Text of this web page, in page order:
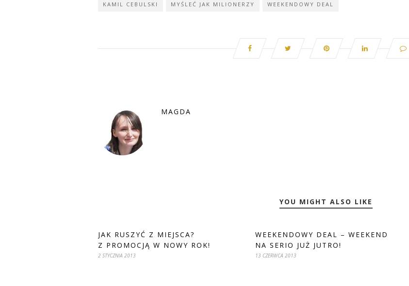
KAMIL CEBULSKI MYŚLEĆ JAK MILIONERZY WEEKENDOWY DEAL
MAGDA
YOU MIGHT ALSO LIKE
JAK RUSZYĆ Z MIEJSCA?
Z PROMOCJĄ W NOWY ROK!
2 STYCZNIA 2013
WEEKENDOWY DEAL – WEEKEND
NA SERIO JUŻ JUTRO!
13 CZERWCA 2013